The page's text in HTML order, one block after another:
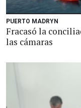
PUERTO MADRYN
Fracasó la
las cámaras